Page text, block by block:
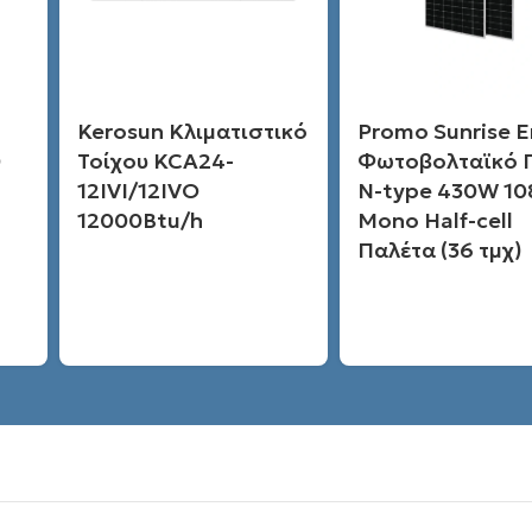
Kerosun Κλιματιστικό
Τοίχου KCA24-
12IVI/12IVO
12000Btu/h
Promo Sunrise
Φωτοβολταϊκό
N-type 430W
Mono Half-cell
Παλέτα (36 τμχ)